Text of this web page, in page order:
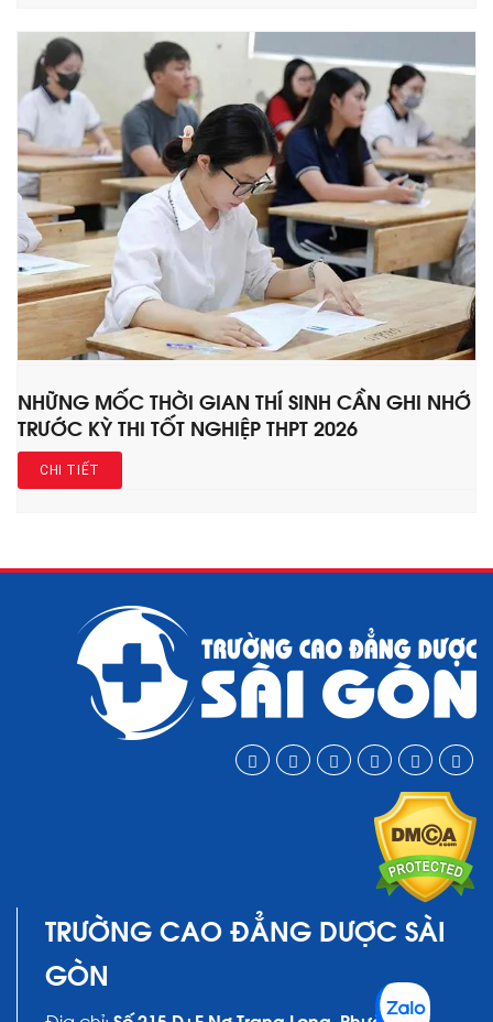
NHỮNG MỐC THỜI GIAN THÍ SINH CẦN GHI NHỚ
TRƯỚC KỲ THI TỐT NGHIỆP THPT 2026
CHI TIẾT
TRƯỜNG CAO ĐẲNG DƯỢC SÀI
GÒN